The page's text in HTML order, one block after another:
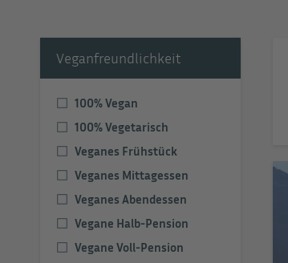
Veganfreundlichkeit
100% Vegan
100% Vegetarisch
Veganes Frühstück
Veganes Mittagessen
Veganes Abendessen
Vegane Halb-Pension
Vegane Voll-Pension